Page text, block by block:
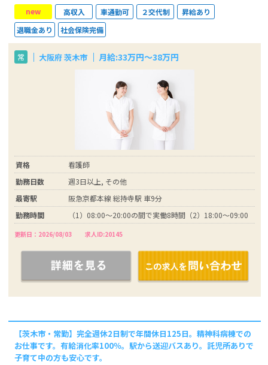
new 高収入 車通勤可 ２交代制
昇給あり
退職金あり
社会保険完備
常 大阪府 茨木市 月給:33万円～38万円
資格
看護師
勤務日数
週3日以上, その他
最寄駅
阪急京都本線 総持寺駅 車9分
勤務時間
（1）08:00～20:00の間で実働8時間（2）18:00～09:00
更新日：2026/08/03 求人ID:20145
【茨木市・常勤】完全週休2日制で年間休日125日。精神科病棟での
お仕事です。有給消化率100％。駅から送迎バスあり。託児所ありで
子育て中の方も安心です。